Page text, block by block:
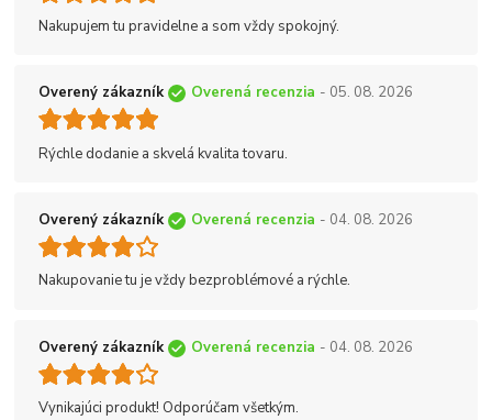
Nakupujem tu pravidelne a som vždy spokojný.
Overený zákazník Overená recenzia - 05. 08. 2026
Rýchle dodanie a skvelá kvalita tovaru.
Overený zákazník Overená recenzia - 04. 08. 2026
Nakupovanie tu je vždy bezproblémové a rýchle.
Overený zákazník Overená recenzia - 04. 08. 2026
Vynikajúci produkt! Odporúčam všetkým.